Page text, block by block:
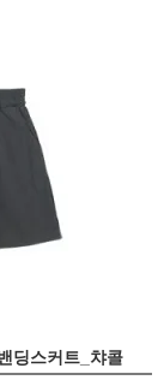
딩스커트_챠콜